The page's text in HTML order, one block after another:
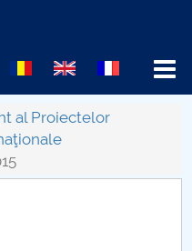
al Proiectelor